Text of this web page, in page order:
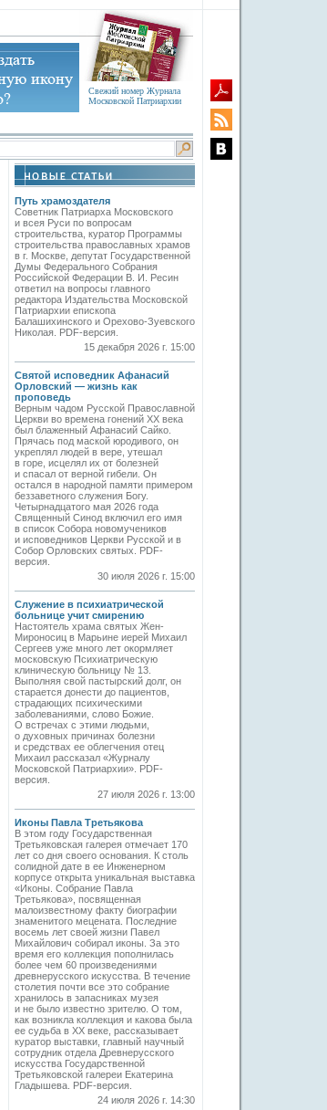
Свежий номер Журнала
Московской Патриархии
Путь храмоздателя
Советник Патриарха Московского
и всея Руси по вопросам
строительства, куратор Программы
строительства православных храмов
в г. Москве, депутат Государственной
Думы Федерального Собрания
Российской Федерации В. И. Ресин
ответил на вопросы главного
редактора Издательства Московской
Патриархии епископа
Балашихинского и Орехово-Зуевского
Николая. PDF-версия.
15 декабря 2026 г. 15:00
Святой исповедник Афанасий
Орловский — жизнь как
проповедь
Верным чадом Русской Православной
Церкви во времена гонений XX века
был блаженный Афанасий Сайко.
Прячась под маской юродивого, он
укреплял людей в вере, утешал
в горе, исцелял их от болезней
и спасал от верной гибели. Он
остался в народной памяти примером
беззаветного служения Богу.
Четырнадцатого мая 2026 года
Священный Синод включил его имя
в список Собора новомучеников
и исповедников Церкви Русской и в
Собор Орловских святых. PDF-
версия.
30 июля 2026 г. 15:00
Служение в психиатрической
больнице учит смирению
Настоятель храма святых Жен-
Мироносиц в Марьине иерей Михаил
Сергеев уже много лет окормляет
московскую Психиатрическую
клиническую больницу № 13.
Выполняя свой пастырский долг, он
старается донести до пациентов,
страдающих психическими
заболеваниями, слово Божие.
О встречах с этими людьми,
о духовных причинах болезни
и средствах ее облегчения отец
Михаил рассказал «Журналу
Московской Патриархии». PDF-
версия.
27 июля 2026 г. 13:00
Иконы Павла Третьякова
В этом году Государственная
Третьяковская галерея отмечает 170
лет со дня своего основания. К столь
солидной дате в ее Инженерном
корпусе открыта уникальная выставка
«Иконы. Собрание Павла
Третьякова», посвященная
малоизвестному факту биографии
знаменитого мецената. Последние
восемь лет своей жизни Павел
Михайлович собирал иконы. За это
время его коллекция пополнилась
более чем 60 произведениями
древнерусского искусства. В течение
столетия почти все это собрание
хранилось в запасниках музея
и не было известно зрителю. О том,
как возникла коллекция и какова была
ее судьба в ХХ веке, рассказывает
куратор выставки, главный научный
сотрудник отдела Древнерусского
искусства Государственной
Третьяковской галереи Екатерина
Гладышева. PDF-версия.
24 июля 2026 г. 14:30